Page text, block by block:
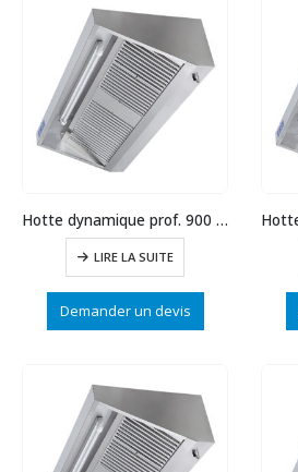
Hotte dynamique prof. 900 long.2000
LIRE LA SUITE
Demander un devis